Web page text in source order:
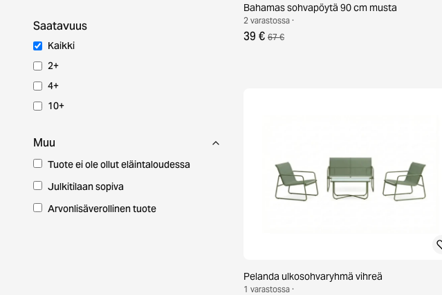
Saatavuus
Kaikki
2+
4+
10+
Muu
Tuote ei ole ollut eläintaloudessa
Julkitilaan sopiva
Arvonlisäverollinen tuote
Bahamas sohvapöytä 90 cm musta
2 varastossa ·
39 € 67 €
Pelanda ulkosohvaryhmä vihreä
1 varastossa ·